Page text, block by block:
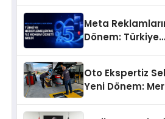
Meta
Dönem: Türkiye
Oto Ekspertiz
Yeni Dönem: